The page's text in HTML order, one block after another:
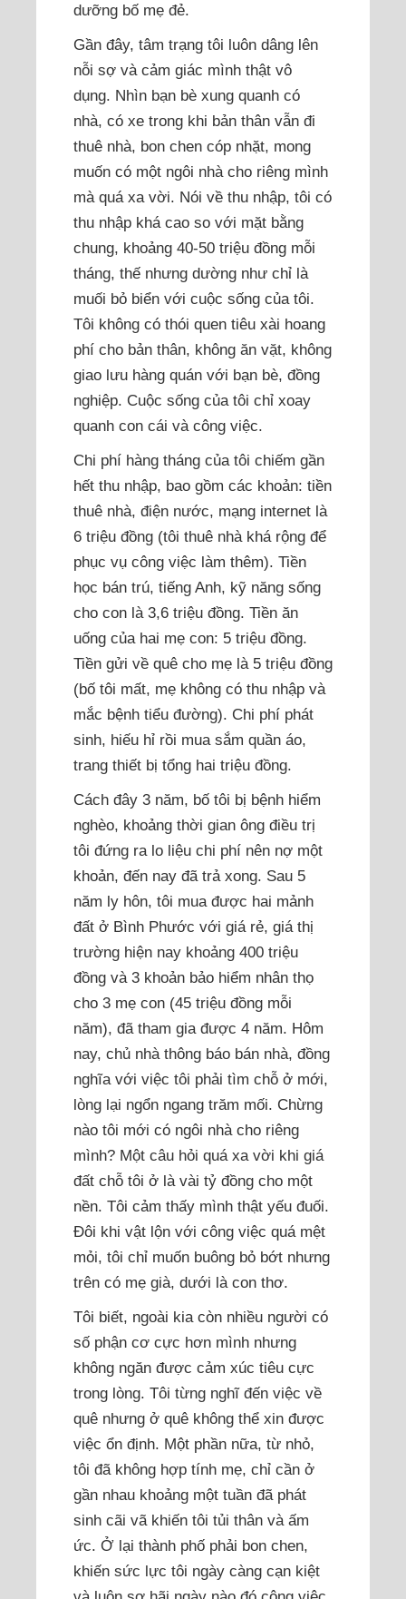
dưỡng bố mẹ đẻ.
Gần đây, tâm trạng tôi luôn dâng lên
nỗi sợ và cảm giác mình thật vô
dụng. Nhìn bạn bè xung quanh có
nhà, có xe trong khi bản thân vẫn đi
thuê nhà, bon chen cóp nhặt, mong
muốn có một ngôi nhà cho riêng mình
mà quá xa vời. Nói về thu nhập, tôi có
thu nhập khá cao so với mặt bằng
chung, khoảng 40-50 triệu đồng mỗi
tháng, thế nhưng dường như chỉ là
muối bỏ biển với cuộc sống của tôi.
Tôi không có thói quen tiêu xài hoang
phí cho bản thân, không ăn vặt, không
giao lưu hàng quán với bạn bè, đồng
nghiệp. Cuộc sống của tôi chỉ xoay
quanh con cái và công việc.
Chi phí hàng tháng của tôi chiếm gần
hết thu nhập, bao gồm các khoản: tiền
thuê nhà, điện nước, mạng internet là
6 triệu đồng (tôi thuê nhà khá rộng để
phục vụ công việc làm thêm). Tiền
học bán trú, tiếng Anh, kỹ năng sống
cho con là 3,6 triệu đồng. Tiền ăn
uống của hai mẹ con: 5 triệu đồng.
Tiền gửi về quê cho mẹ là 5 triệu đồng
(bố tôi mất, mẹ không có thu nhập và
mắc bệnh tiểu đường). Chi phí phát
sinh, hiếu hỉ rồi mua sắm quần áo,
trang thiết bị tổng hai triệu đồng.
Cách đây 3 năm, bố tôi bị bệnh hiểm
nghèo, khoảng thời gian ông điều trị
tôi đứng ra lo liệu chi phí nên nợ một
khoản, đến nay đã trả xong. Sau 5
năm ly hôn, tôi mua được hai mảnh
đất ở Bình Phước với giá rẻ, giá thị
trường hiện nay khoảng 400 triệu
đồng và 3 khoản bảo hiểm nhân thọ
cho 3 mẹ con (45 triệu đồng mỗi
năm), đã tham gia được 4 năm. Hôm
nay, chủ nhà thông báo bán nhà, đồng
nghĩa với việc tôi phải tìm chỗ ở mới,
lòng lại ngổn ngang trăm mối. Chừng
nào tôi mới có ngôi nhà cho riêng
mình? Một câu hỏi quá xa vời khi giá
đất chỗ tôi ở là vài tỷ đồng cho một
nền. Tôi cảm thấy mình thật yếu đuối.
Đôi khi vật lộn với công việc quá mệt
mỏi, tôi chỉ muốn buông bỏ bớt nhưng
trên có mẹ già, dưới là con thơ.
Tôi biết, ngoài kia còn nhiều người có
số phận cơ cực hơn mình nhưng
không ngăn được cảm xúc tiêu cực
trong lòng. Tôi từng nghĩ đến việc về
quê nhưng ở quê không thể xin được
việc ổn định. Một phần nữa, từ nhỏ,
tôi đã không hợp tính mẹ, chỉ cần ở
gần nhau khoảng một tuần đã phát
sinh cãi vã khiến tôi tủi thân và ấm
ức. Ở lại thành phố phải bon chen,
khiến sức lực tôi ngày càng cạn kiệt